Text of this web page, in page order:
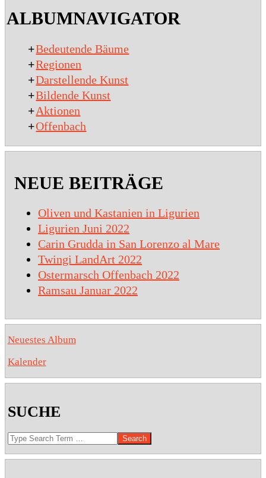
15
ALBUMNAVIGATOR
+Bedeutende Bäume
+Regionen
+Darstellende Kunst
+Bildende Kunst
+Aktionen
+Offenbach
NEUE BEITRÄGE
Oliven und Kastanien in Ligurien
Ligurien Juni 2022
Carin Grudda in San Lorenzo al Mare
Twingi LandArt 2022
Ostermarsch Offenbach 2022
Ramsau Januar 2022
Neuestes Album
Kalender
SUCHE
Search